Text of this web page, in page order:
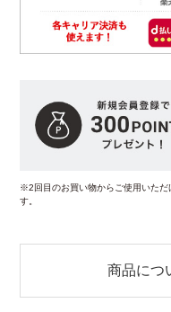
※2回目のお買い物からご使用いただ
す。
商品につ